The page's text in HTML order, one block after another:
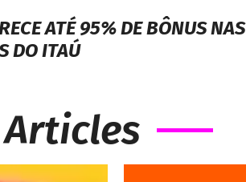
ATÉ 95% DE BÔNUS NAS
DO ITAÚ